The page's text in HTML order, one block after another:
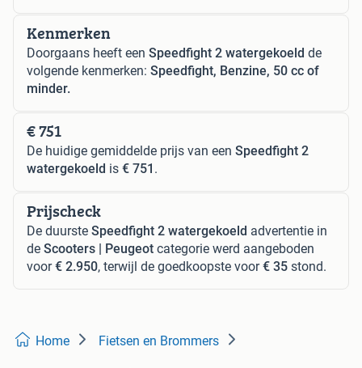
Kenmerken
Doorgaans heeft een Speedfight 2 watergekoeld de
volgende kenmerken: Speedfight, Benzine, 50 cc of
minder.
€ 751
De huidige gemiddelde prijs van een Speedfight 2
watergekoeld is € 751 .
Prijscheck
De duurste Speedfight 2 watergekoeld advertentie in
de Scooters | Peugeot categorie werd aangeboden
voor€ 2.950, terwijl de goedkoopste voor€ 35 stond.
Home Fietsen en Brommers